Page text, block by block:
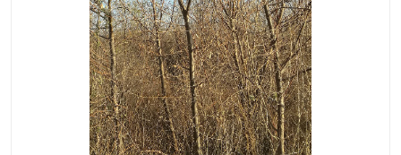
红柳苗
柽柳苗
四翅滨藜